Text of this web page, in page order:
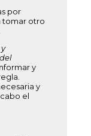
por
tomar otro
y
y
el